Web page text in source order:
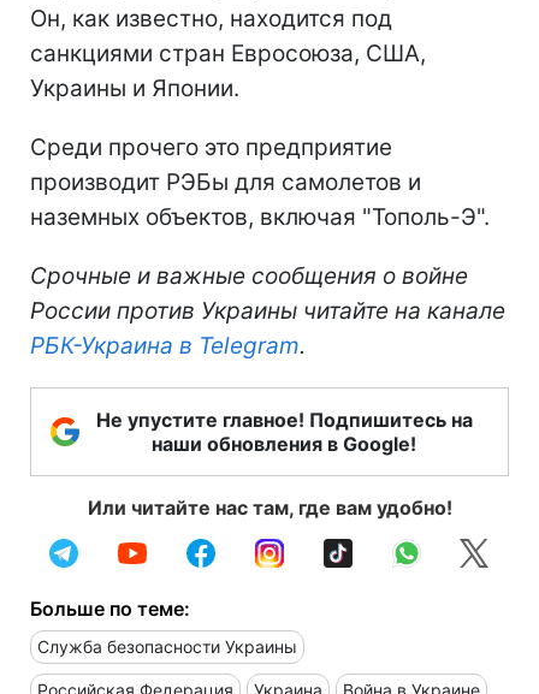
Он, как известно, находится под
санкциями стран Евросоюза, США,
Украины и Японии.
Среди прочего это предприятие
производит РЭБы для самолетов и
наземных объектов, включая "Тополь-Э".
Срочные и важные сообщения о войне
России против Украины читайте на канале
РБК-Украина в Telegram.
Не упустите главное! Подпишитесь на
наши обновления в Google!
Или читайте нас там, где вам удобно!
Больше по теме:
Служба безопасности Украины